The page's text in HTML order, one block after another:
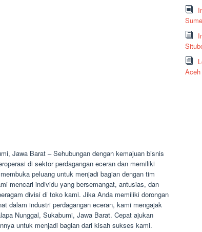
Jawa Barat – Sehubungan dengan kemajuan bisnis
di sektor perdagangan eceran dan memiliki
peluang untuk menjadi bagian dengan tim
mencari individu yang bersemangat, antusias, dan
divisi di toko kami. Jika Anda memiliki dorongan
dalam industri perdagangan eceran, kami mengajak
Nunggal, Sukabumi, Jawa Barat. Cepat ajukan
untuk menjadi bagian dari kisah sukses kami.
Aceh